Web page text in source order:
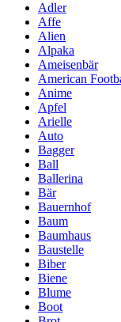
Adler
Affe
Alien
Alpaka
Ameisenbär
American
Anime
Apfel
Arielle
Auto
Bagger
Ball
Ballerina
Bär
Bauernhof
Baum
Baumhaus
Baustelle
Biber
Biene
Blume
Boot